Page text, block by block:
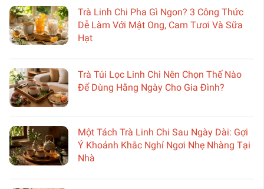
Trà Linh Chi Pha Gì Ngon? 3 Công Thức
Dễ Làm Với Mật Ong, Cam Tươi Và Sữa
Hạt
Trà Túi Lọc Linh Chi Nên Chọn Thế Nào
Để Dùng Hằng Ngày Cho Gia Đình?
Một Tách Trà Linh Chi Sau Ngày Dài: Gợi
Ý Khoảnh Khắc Nghỉ Ngơi Nhẹ Nhàng Tại
Nhà